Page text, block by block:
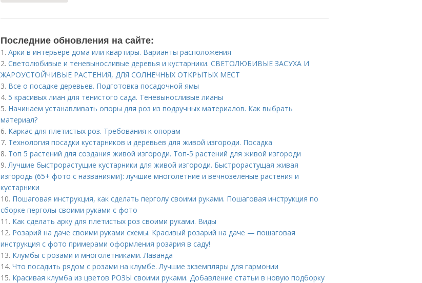
Последние обновления на сайте:
1. Арки в интерьере дома или квартиры. Варианты расположения
2. Светолюбивые и теневыносливые деревья и кустарники. СВЕТОЛЮБИВЫЕ ЗАСУХА И
ЖАРОУСТОЙЧИВЫЕ РАСТЕНИЯ, ДЛЯ СОЛНЕЧНЫХ ОТКРЫТЫХ МЕСТ
3. Все о посадке деревьев. Подготовка посадочной ямы
4. 5 красивых лиан для тенистого сада. Теневыносливые лианы
5. Начинаем устанавливать опоры для роз из подручных материалов. Как выбрать
материал?
6. Каркас для плетистых роз. Требования к опорам
7. Технология посадки кустарников и деревьев для живой изгороди. Посадка
8. Топ 5 растений для создания живой изгороди. Топ-5 растений для живой изгороди
9.Лучшие быстрорастущие кустарники для живой изгороди. Быстрорастущая живая
изгородь (65+ фото с названиями): лучшие многолетние и вечнозеленые растения и
кустарники
10. Пошаговая инструкция, как сделать перголу своими руками. Пошаговая инструкция по
сборке перголы своими руками с фото
11. Как сделать арку для плетистых роз своими руками. Виды
12. Розарий на даче своими руками схемы. Красивый розарий на даче — пошаговая
инструкция с фото примерами оформления розария в саду!
13. Клумбы с розами и многолетниками. Лаванда
14. Что посадить рядом с розами на клумбе. Лучшие экземпляры для гармонии
15. Красивая клумба из цветов РОЗЫ своими руками. Добавление статьи в новую подборку